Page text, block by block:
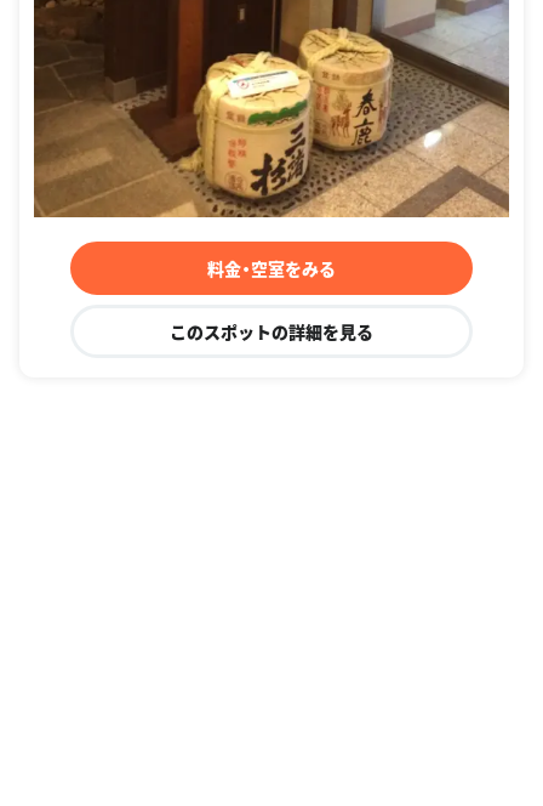
料金・空室をみる
このスポットの詳細を見る